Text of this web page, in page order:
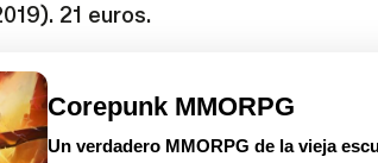
21 euros.
Corepunk MMORPG
Un verdadero MMORPG de la vieja